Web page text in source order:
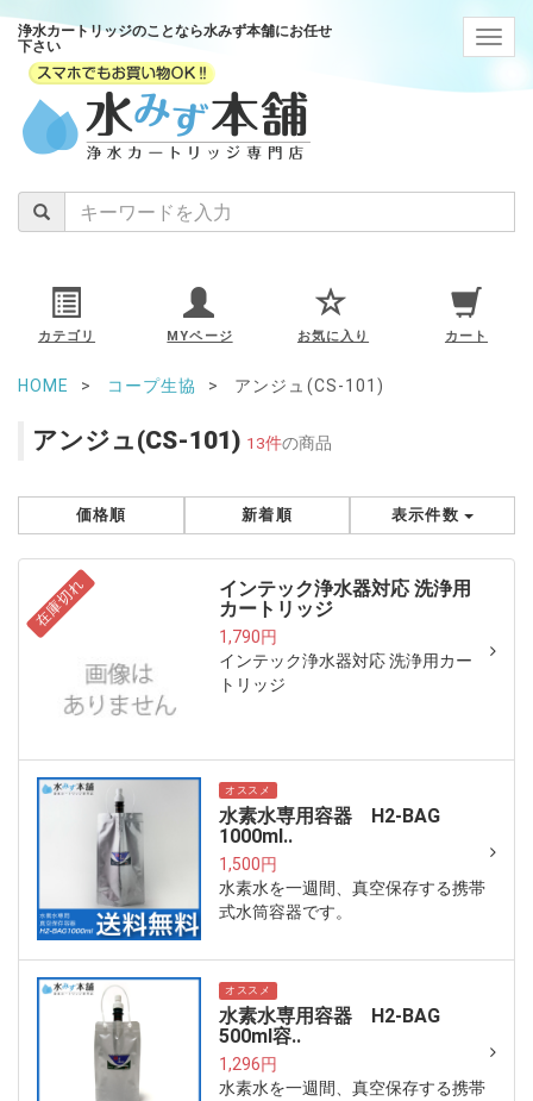
浄水カートリッジのことなら水みず本舗にお任せ
下さい
カテゴリ MYページ お気に入り カート
HOME コープ生協 アンジュ(CS-101)
アンジュ(CS-101) 13件の商品
価格順 新着順 表示件数
在庫切れ
インテック浄水器対応 洗浄用
カートリッジ
1,790円
インテック浄水器対応 洗浄用カー
トリッジ
オススメ
水素水専用容器 H2-BAG
1000ml..
1,500円
水素水を一週間、真空保存する携帯
式水筒容器です。
オススメ
水素水専用容器 H2-BAG
500ml容..
1,296円
水素水を一週間、真空保存する携帯